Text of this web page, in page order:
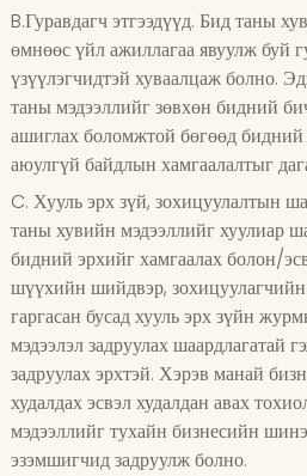
B.Гуравдагч этгээдүүд. Бид таны
өмнөөс үйл ажиллагаа явуулж буй
үзүүлэгчидтэй хуваалцаж болно.
таны мэдээллийг зөвхөн бидний
ашиглах боломжтой бөгөөд
аюулгүй байдлын хамгаалалтыг
C. Хууль эрх зүй, зохицуулалтын
таны хувийн мэдээллийг хуулиар
бидний эрхийг хамгаалах болон/
шүүхийн шийдвэр,
гаргасан бусад хууль эрх зүйн
мэдээлэл задруулах шаардлагатай
задруулах эрхтэй. Хэрэв манай
худалдах эсвэл худалдан авах
мэдээллийг тухайн бизнесийн
эзэмшигчид задруулж болно.